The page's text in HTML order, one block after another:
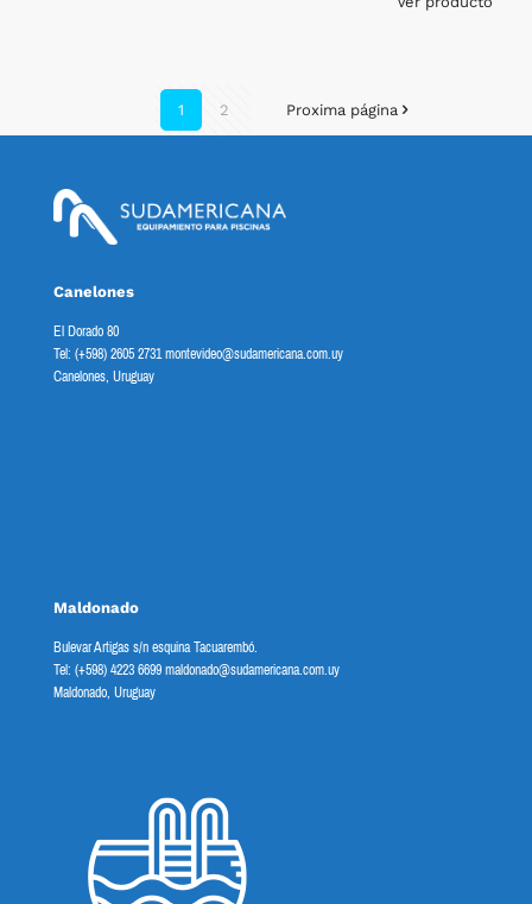
1 2 Proxima página
Canelones
El Dorado 80
Tel: (+598) 2605 2731 montevideo@sudamericana.com.uy
Canelones, Uruguay
Maldonado
Bulevar Artigas s/n esquina Tacuarembó.
Tel: (+598) 4223 6699 maldonado@sudamericana.com.uy
Maldonado, Uruguay